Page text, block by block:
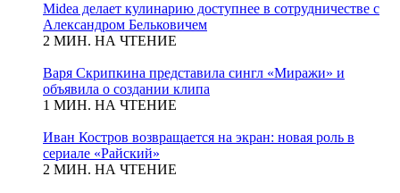
Midea делает кулинарию доступнее в сотрудничестве с
Александром Бельковичем
2 МИН. НА ЧТЕНИЕ
Варя Скрипкина представила сингл «Миражи» и
объявила о создании клипа
1 МИН. НА ЧТЕНИЕ
Иван Костров возвращается на экран: новая роль в
сериале «Райский»
2 МИН. НА ЧТЕНИЕ